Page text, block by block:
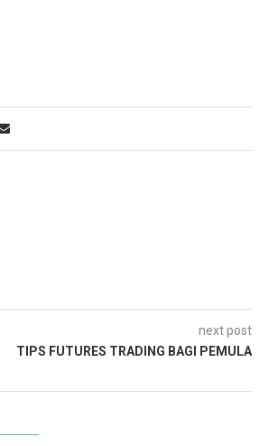
next post
TIPS FUTURES TRADING BAGI PEMULA